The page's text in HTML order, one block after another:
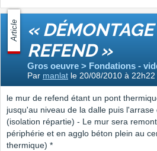
Article «
REFEND »
Gros oeuvre > Fondations -
Par manlat le 20/08/2010 à 22h22
le mur de refend étant un pont
jusqu'au niveau de la dalle puis l'arrase
(isolation répartie) - Le mur sera
périphérie et en agglo béton plein au
thermique) *